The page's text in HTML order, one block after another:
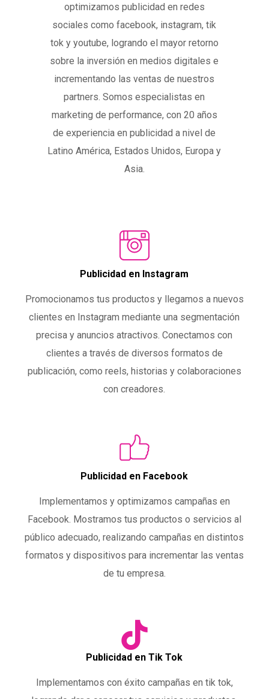
optimizamos publicidad en redes
sociales como facebook, instagram, tik
tok y youtube, logrando el mayor retorno
sobre la inversión en medios digitales e
incrementando las ventas de nuestros
partners. Somos especialistas en
marketing de performance, con 20 años
de experiencia en publicidad a nivel de
Latino América, Estados Unidos, Europa y
Asia.
Publicidad en Instagram
Promocionamos tus productos y llegamos a nuevos
clientes en Instagram mediante una segmentación
precisa y anuncios atractivos. Conectamos con
clientes a través de diversos formatos de
publicación, como reels, historias y colaboraciones
con creadores.
Publicidad en Facebook
Implementamos y optimizamos campañas en
Facebook. Mostramos tus productos o servicios al
público adecuado, realizando campañas en distintos
formatos y dispositivos para incrementar las ventas
de tu empresa.
Publicidad en Tik Tok
Implementamos con éxito campañas en tik tok,